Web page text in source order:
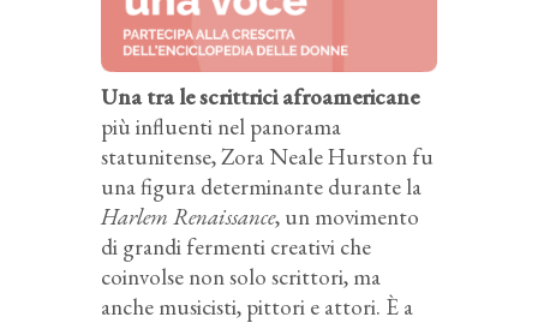
Una tra le scrittrici afroamericane
più influenti nel panorama
statunitense, Zora Neale Hurston fu
una figura determinante durante la
Harlem Renaissance, un movimento
di grandi fermenti creativi che
coinvolse non solo scrittori, ma
anche musicisti, pittori e attori. È a